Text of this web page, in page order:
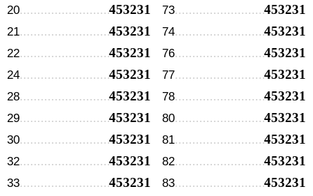
20 453231
21 453231
22 453231
24 453231
28 453231
29 453231
30 453231
32 453231
33 453231
73 453231
74 453231
76 453231
77 453231
78 453231
80 453231
81 453231
82 453231
83 453231